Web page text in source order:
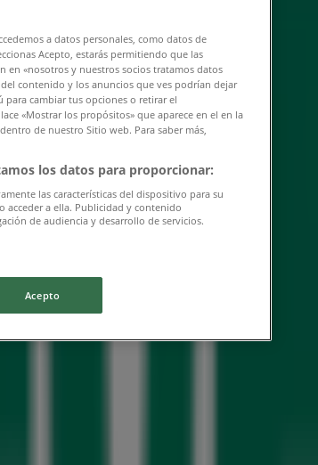
a datos personales, como datos de
Acepto, estarás permitiendo que las
en «nosotros y nuestros socios tratamos datos
contenido y los anuncios que ves podrían dejar
para cambiar tus opciones o retirar el
«Mostrar los propósitos» que aparece en el en la
de nuestro Sitio web. Para saber más,
los datos para proporcionar:
las características del dispositivo para su
a ella. Publicidad y contenido
de audiencia y desarrollo de servicios.
Acepto